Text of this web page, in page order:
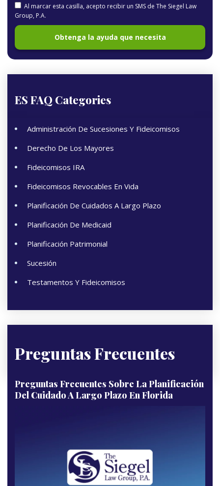
Al marcar esta casilla, acepto recibir un SMS de The Siegel Law
Group, P.A.
ES FAQ Categories
Administración De Sucesiones Y Fideicomisos
Derecho De Los Mayores
Fideicomisos IRA
Fideicomisos Revocables En Vida
Planificación De Cuidados A Largo Plazo
Planificación De Medicaid
Planificación Patrimonial
Sucesión
Testamentos Y Fideicomisos
Preguntas Frecuentes
Preguntas Frecuentes Sobre La Planificación
Del Cuidado A Largo Plazo En Florida